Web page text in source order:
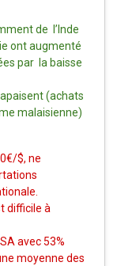
de l’Inde
ont augmenté
par la baisse
(achats
malaisienne)
$, ne
difficile à
avec 53%
moyenne des